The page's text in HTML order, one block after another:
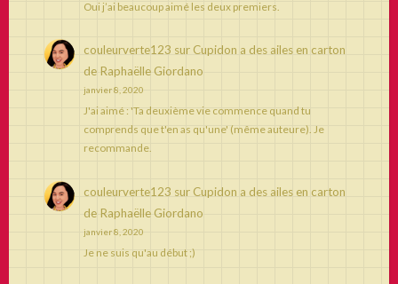
Oui j’ai beaucoup aimé les deux premiers.
couleurverte123 sur Cupidon a des ailes en carton
de Raphaëlle Giordano
janvier 8, 2020
J'ai aimé : 'Ta deuxième vie commence quand tu
comprends que t'en as qu'une' (même auteure). Je
recommande.
couleurverte123 sur Cupidon a des ailes en carton
de Raphaëlle Giordano
janvier 8, 2020
Je ne suis qu'au début ;)